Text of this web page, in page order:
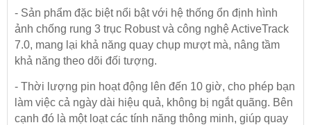
- Sản phẩm đặc biệt nổi bật với hệ thống ổn định hình
ảnh chống rung 3 trục Robust và công nghệ ActiveTrack
7.0, mang lại khả năng quay chụp mượt mà, nâng tầm
khả năng theo dõi đối tượng.
- Thời lượng pin hoạt động lên đến 10 giờ, cho phép bạn
làm việc cả ngày dài hiệu quả, không bị ngắt quãng. Bên
cạnh đó là một loạt các tính năng thông minh, giúp quay